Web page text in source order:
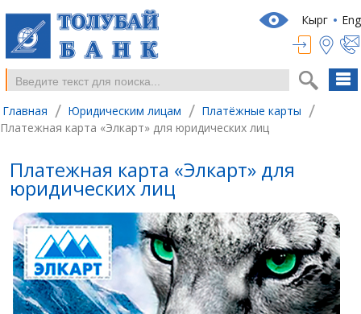
Eng
Кырг
Главная / Юридическим лицам / Платёжные карты /
Платежная карта «Элкарт» для юридических лиц
Платежная карта «Элкарт» для
юридических лиц